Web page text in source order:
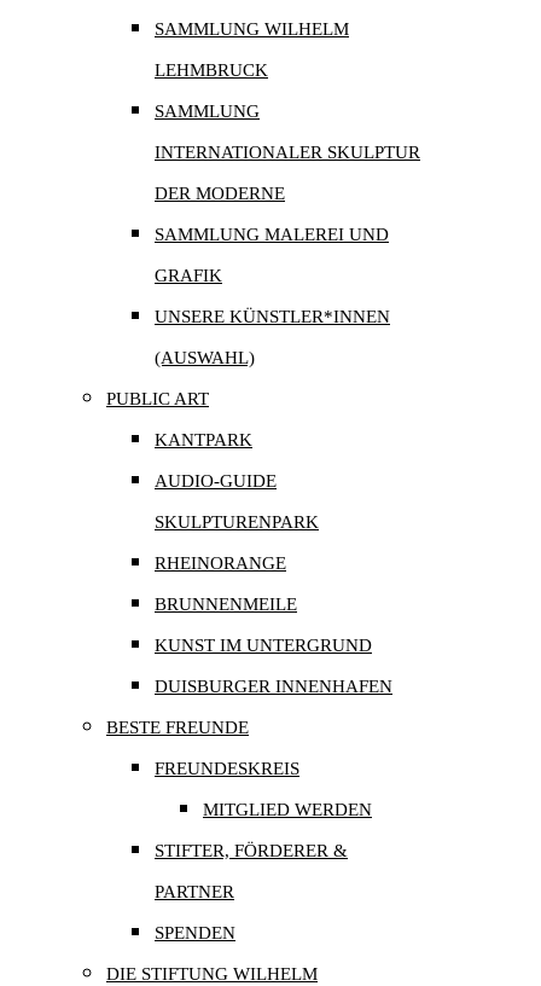
SAMMLUNG WILHELM
LEHMBRUCK
SAMMLUNG
INTERNATIONALER SKULPTUR
DER MODERNE
SAMMLUNG MALEREI UND
GRAFIK
UNSERE KÜNSTLER*INNEN
(AUSWAHL)
PUBLIC ART
KANTPARK
AUDIO-GUIDE
SKULPTURENPARK
RHEINORANGE
BRUNNENMEILE
KUNST IM UNTERGRUND
DUISBURGER INNENHAFEN
BESTE FREUNDE
FREUNDESKREIS
MITGLIED WERDEN
STIFTER, FÖRDERER &
PARTNER
SPENDEN
DIE STIFTUNG WILHELM